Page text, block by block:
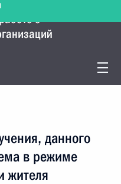
с
данного
в режиме
жителя